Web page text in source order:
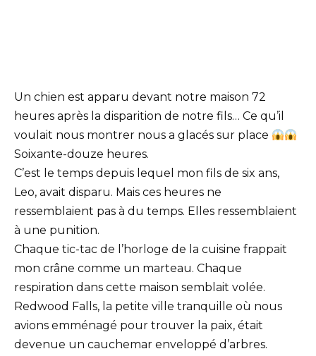
Un chien est apparu devant notre maison 72
heures après la disparition de notre fils… Ce qu’il
voulait nous montrer nous a glacés sur place
Soixante-douze heures.
C’est le temps depuis lequel mon fils de six ans,
Leo, avait disparu. Mais ces heures ne
ressemblaient pas à du temps. Elles ressemblaient
à une punition.
Chaque tic-tac de l’horloge de la cuisine frappait
mon crâne comme un marteau. Chaque
respiration dans cette maison semblait volée.
Redwood Falls, la petite ville tranquille où nous
avions emménagé pour trouver la paix, était
devenue un cauchemar enveloppé d’arbres.